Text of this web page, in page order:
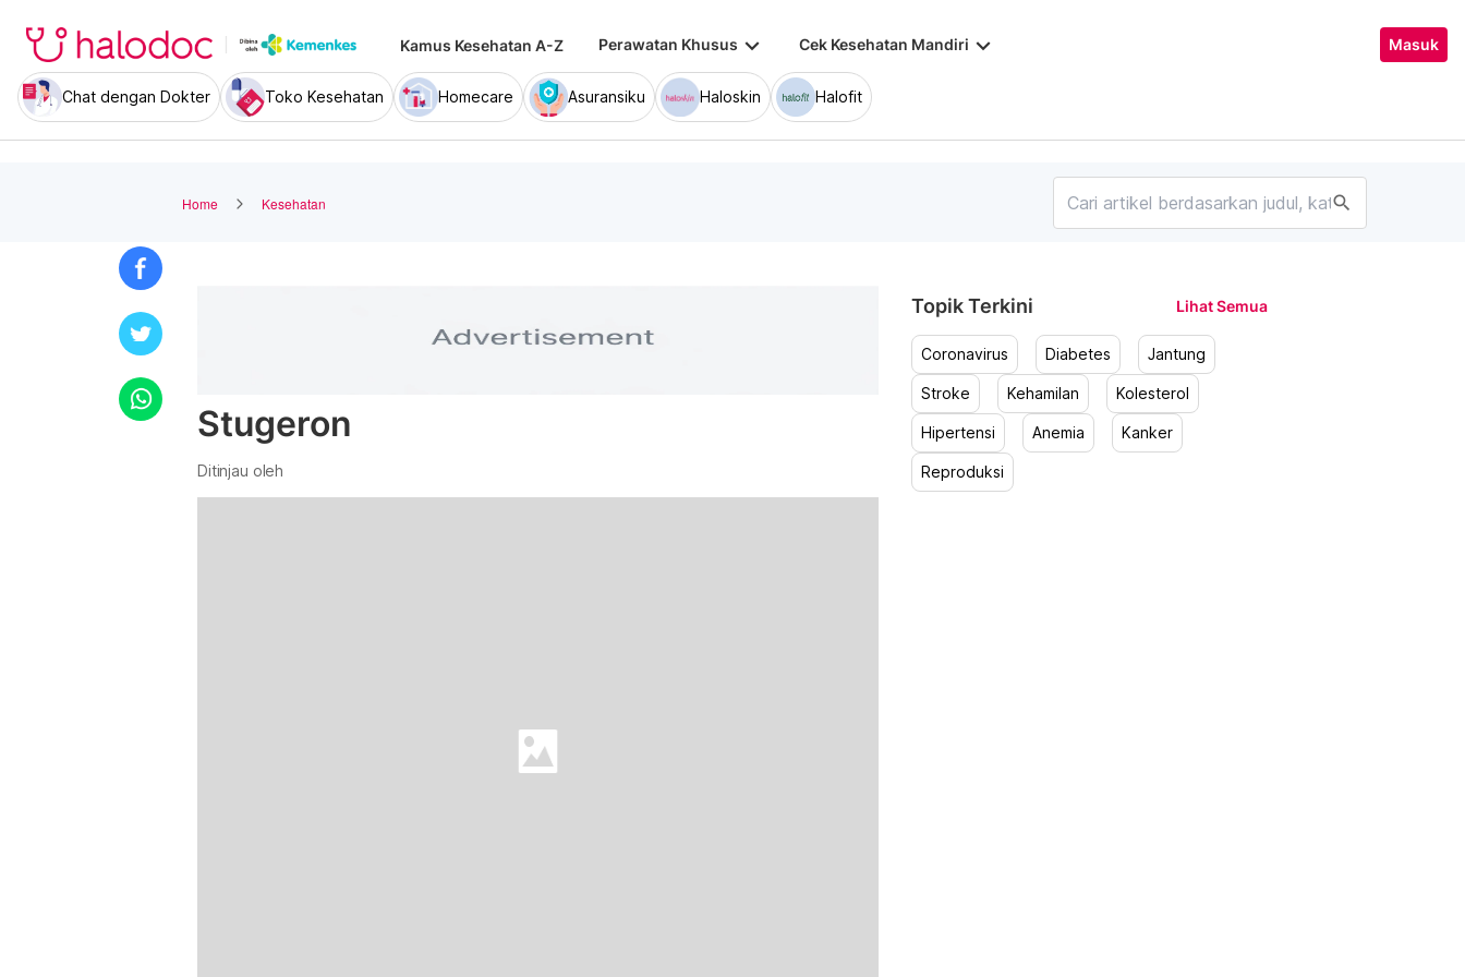
Kamus Kesehatan A-Z Perawatan Khusus keyboard_arrow_down Cek Kesehatan Mandiri keyboard_arrow_down Masuk
Chat dengan Dokter Toko Kesehatan Homecare Asuransiku Haloskin Halofit
Home Kesehatan search
Stugeron
Ditinjau oleh
Topik Terkini Lihat Semua
Coronavirus Diabetes Jantung
Stroke Kehamilan Kolesterol
Hipertensi Anemia Kanker
Reproduksi